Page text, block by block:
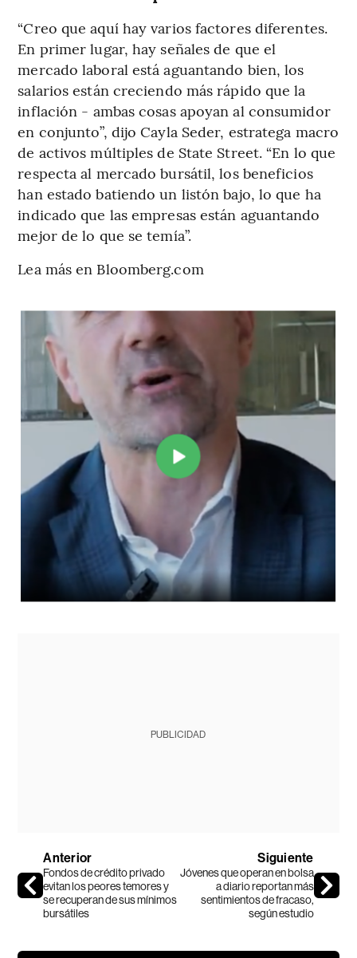
“Creo que aquí hay varios factores diferentes.
En primer lugar, hay señales de que el
mercado laboral está aguantando bien, los
salarios están creciendo más rápido que la
inflación - ambas cosas apoyan al consumidor
en conjunto”, dijo Cayla Seder, estratega macro
de activos múltiples de State Street. “En lo que
respecta al mercado bursátil, los beneficios
han estado batiendo un listón bajo, lo que ha
indicado que las empresas están aguantando
mejor de lo que se temía”.
Lea más en Bloomberg.com
PUBLICIDAD
Anterior
Fondos de crédito privado
evitan los peores temores y
se recuperan de sus mínimos
bursátiles
Siguiente
Jóvenes que operan en bolsa
a diario reportan más
sentimientos de fracaso,
según estudio